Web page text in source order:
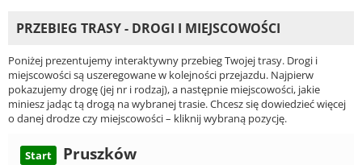
PRZEBIEG TRASY - DROGI I MIEJSCOWOŚCI
Poniżej prezentujemy interaktywny przebieg Twojej trasy. Drogi i
miejscowości są uszeregowane w kolejności przejazdu. Najpierw
pokazujemy drogę (jej nr i rodzaj), a następnie miejscowości, jakie
miniesz jadąc tą drogą na wybranej trasie. Chcesz się dowiedzieć więcej
o danej drodze czy miejscowości – kliknij wybraną pozycję.
Start Pruszków